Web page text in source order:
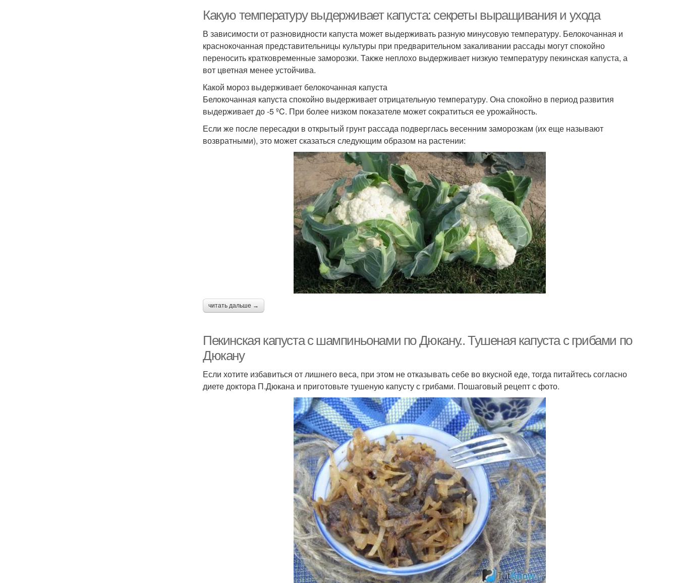
Какую температуру выдерживает капуста: секреты выращивания и ухода
В зависимости от разновидности капуста может выдерживать разную минусовую температуру. Белокочанная и
краснокочанная представительницы культуры при предварительном закаливании рассады могут спокойно
переносить кратковременные заморозки. Также неплохо выдерживает низкую температуру пекинская капуста, а
вот цветная менее устойчива.
Какой мороз выдерживает белокочанная капуста
Белокочанная капуста спокойно выдерживает отрицательную температуру. Она спокойно в период развития
выдерживает до -5 ºC. При более низком показателе может сократиться ее урожайность.
Если же после пересадки в открытый грунт рассада подверглась весенним заморозкам (их еще называют
возвратными), это может сказаться следующим образом на растении:
читать дальше →
Пекинская капуста с шампиньонами по Дюкану.. Тушеная капуста с грибами по
Дюкану
Если хотите избавиться от лишнего веса, при этом не отказывать себе во вкусной еде, тогда питайтесь согласно
диете доктора П.Дюкана и приготовьте тушеную капусту с грибами. Пошаговый рецепт с фото.